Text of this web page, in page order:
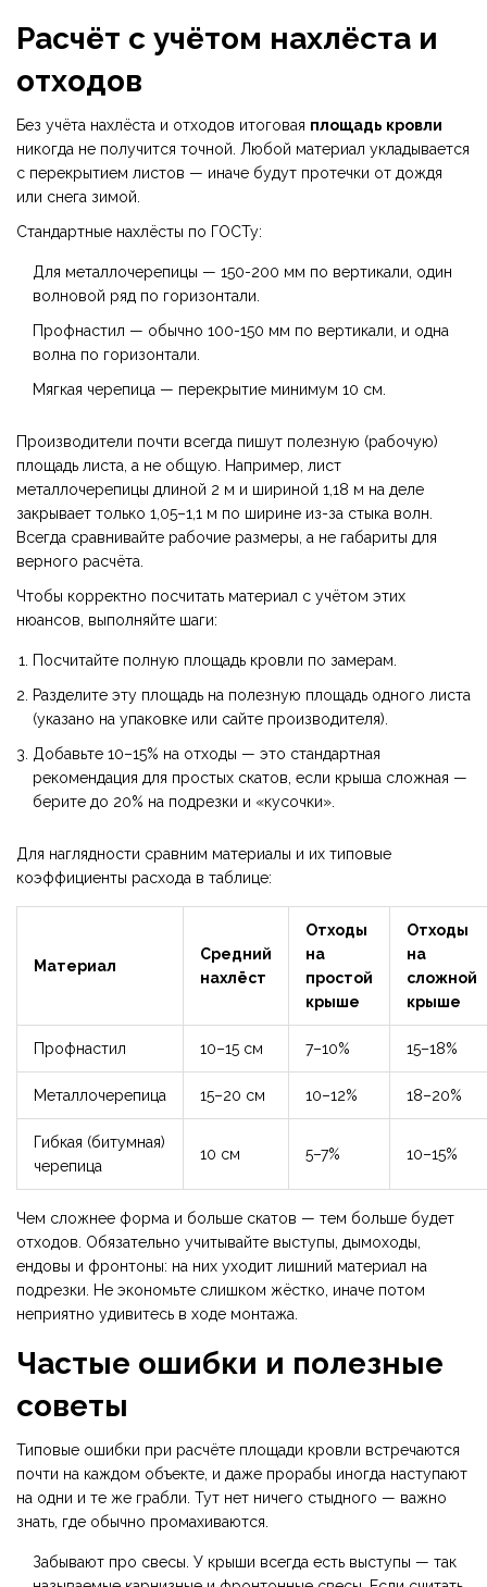
Расчёт с учётом нахлёста и
отходов
Без учёта нахлёста и отходов итоговая площадь кровли
никогда не получится точной. Любой материал укладывается
с перекрытием листов — иначе будут протечки от дождя
или снега зимой.
Стандартные нахлёсты по ГОСТу:
Для металлочерепицы — 150-200 мм по вертикали, один
волновой ряд по горизонтали.
Профнастил — обычно 100-150 мм по вертикали, и одна
волна по горизонтали.
Мягкая черепица — перекрытие минимум 10 см.
Производители почти всегда пишут полезную (рабочую)
площадь листа, а не общую. Например, лист
металлочерепицы длиной 2 м и шириной 1,18 м на деле
закрывает только 1,05–1,1 м по ширине из-за стыка волн.
Всегда сравнивайте рабочие размеры, а не габариты для
верного расчёта.
Чтобы корректно посчитать материал с учётом этих
нюансов, выполняйте шаги:
Посчитайте полную площадь кровли по замерам.
Разделите эту площадь на полезную площадь одного листа
(указано на упаковке или сайте производителя).
Добавьте 10–15% на отходы — это стандартная
рекомендация для простых скатов, если крыша сложная —
берите до 20% на подрезки и «кусочки».
Для наглядности сравним материалы и их типовые
коэффициенты расхода в таблице:
Материал
Средний
нахлёст
Отходы
на
простой
крыше
Отходы
на
сложной
крыше
Профнастил 10–15 см 7–10% 15–18%
Металлочерепица 15–20 см 10–12% 18–20%
Гибкая (битумная)
черепица
10 см 5–7% 10–15%
Чем сложнее форма и больше скатов — тем больше будет
отходов. Обязательно учитывайте выступы, дымоходы,
ендовы и фронтоны: на них уходит лишний материал на
подрезки. Не экономьте слишком жёстко, иначе потом
неприятно удивитесь в ходе монтажа.
Частые ошибки и полезные
советы
Типовые ошибки при расчёте площади кровли встречаются
почти на каждом объекте, и даже прорабы иногда наступают
на одни и те же грабли. Тут нет ничего стыдного — важно
знать, где обычно промахиваются.
Забывают про свесы. У крыши всегда есть выступы — так